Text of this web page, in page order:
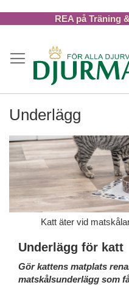
REA på Träning
Underlägg
Underlägg för katt
Gör kattens matplats
matskålsunderlägg som
Katt äter vid